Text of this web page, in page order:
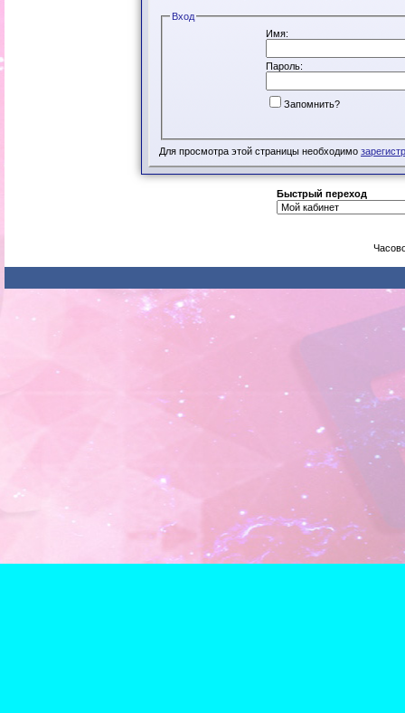
Вход
Имя:
Пароль:
Запомнить?
Для просмотра этой страницы необходимо
Быстрый переход